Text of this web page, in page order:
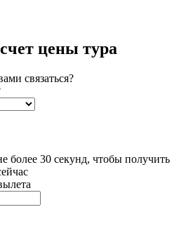
цены тура
связаться?
более 30 секунд, чтобы получить